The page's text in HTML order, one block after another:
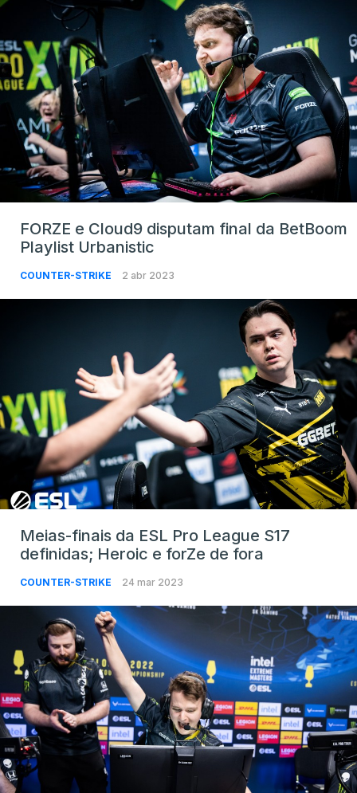
FORZE e Cloud9 disputam final da BetBoom
Playlist Urbanistic
COUNTER-STRIKE 2 abr 2023
Meias-finais da ESL Pro League S17
definidas; Heroic e forZe de fora
COUNTER-STRIKE 24 mar 2023